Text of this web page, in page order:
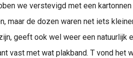
we verstevigd met een
maar de dozen waren net iets
geeft ook wel weer een natuurlijk
vast met wat plakband. T vond het